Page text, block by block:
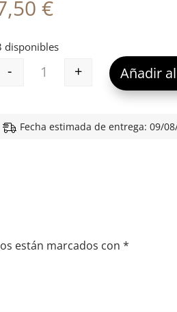
€
disponibles
CEPILLO DENTAL
- + Añadir
Fecha estimada de entrega: 09/
están marcados con*